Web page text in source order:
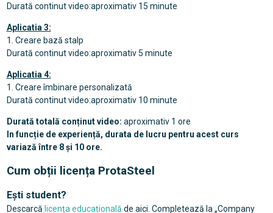
Durată continut video:aproximativ 15 minute
Aplicatia 3:
1. Creare bază stalp
Durată continut video:aproximativ 5 minute
Aplicatia 4:
1. Creare îmbinare personalizată
Durată continut video:aproximativ 10 minute
Durată totală conținut video: aproximativ 1 ore
In funcție de experiență, durata de lucru pentru acest curs
variază între 8 și 10 ore.
Cum obții licența ProtaSteel
Ești student?
Descarcă licența educațională de aici. Completează la „Company